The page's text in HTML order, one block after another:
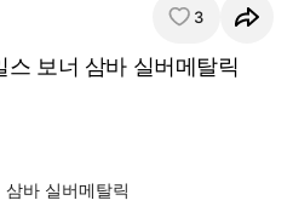
3
보너 삼바 실버메탈릭
바 실버메탈릭